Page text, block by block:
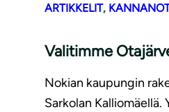
ARTIKKELIT,
Valitimme
Nokian kaupungin
Sarkolan